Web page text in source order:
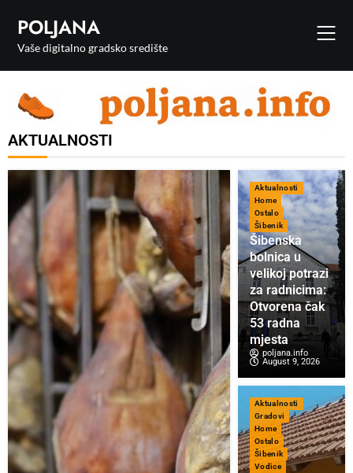
POLJANA
Vaše digitalno gradsko središte
AKTUALNOSTI
Aktualnosti
Home
Ostalo
Šibenik
Šibenska
bolnica u
velikoj potrazi
za radnicima:
Otvorena čak
53 radna
mjesta
poljana.info
August 9, 2026
Aktualnosti
Gradovi
Home
Ostalo
Šibenik
Vodice